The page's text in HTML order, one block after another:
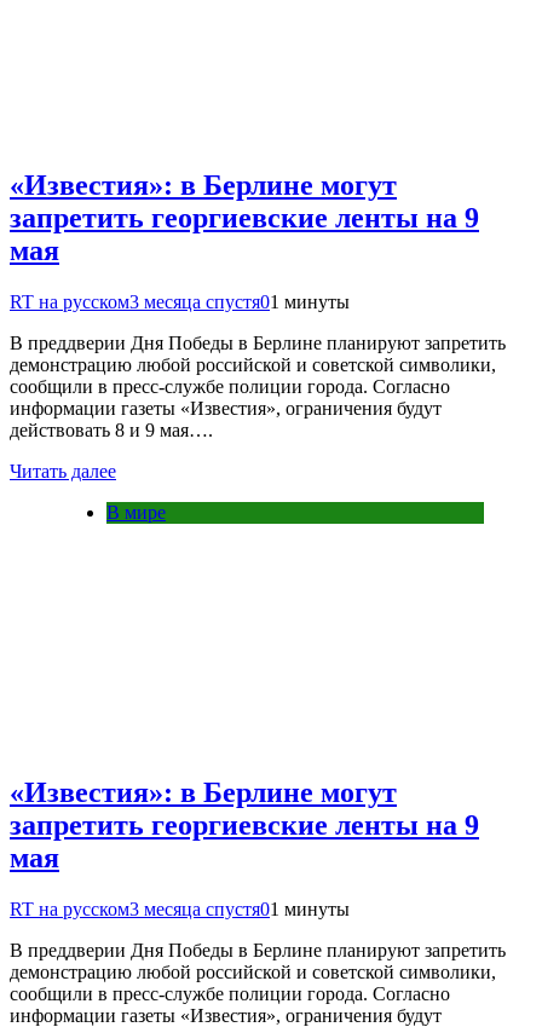
«Известия»: в Берлине могут
запретить георгиевские ленты на 9
мая
RT на русском3 месяца спустя01 минуты
В преддверии Дня Победы в Берлине планируют запретить
демонстрацию любой российской и советской символики,
сообщили в пресс-службе полиции города. Согласно
информации газеты «Известия», ограничения будут
действовать 8 и 9 мая….
Читать далее
В мире
«Известия»: в Берлине могут
запретить георгиевские ленты на 9
мая
RT на русском3 месяца спустя01 минуты
В преддверии Дня Победы в Берлине планируют запретить
демонстрацию любой российской и советской символики,
сообщили в пресс-службе полиции города. Согласно
информации газеты «Известия», ограничения будут